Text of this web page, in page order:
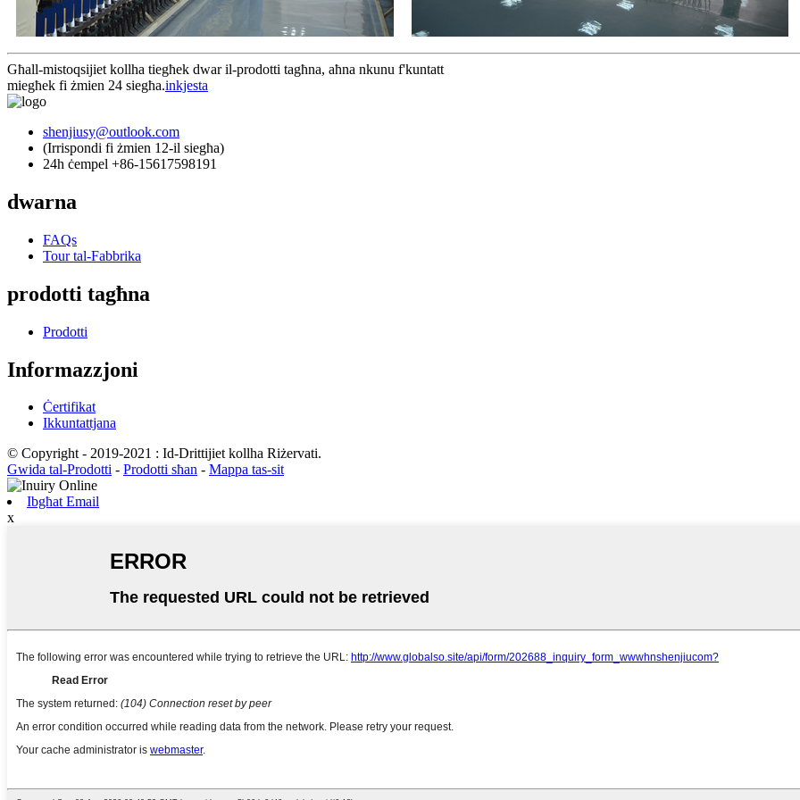
Għall-mistoqsijiet kollha tiegħek dwar il-prodotti tagħna, aħna nkunu f'kuntatt
miegħek fi żmien 24 siegħa.inkjesta
shenjiusy@outlook.com
(Irrispondi fi żmien 12-il siegħa)
24h ċempel +86-15617598191
dwarna
FAQs
Tour tal-Fabbrika
prodotti tagħna
Prodotti
Informazzjoni
Ċertifikat
Ikkuntattjana
© Copyright - 2019-2021 : Id-Drittijiet kollha Riżervati.
Gwida tal-Prodotti - Prodotti sħan - Mappa tas-sit
Ibgħat Email
x